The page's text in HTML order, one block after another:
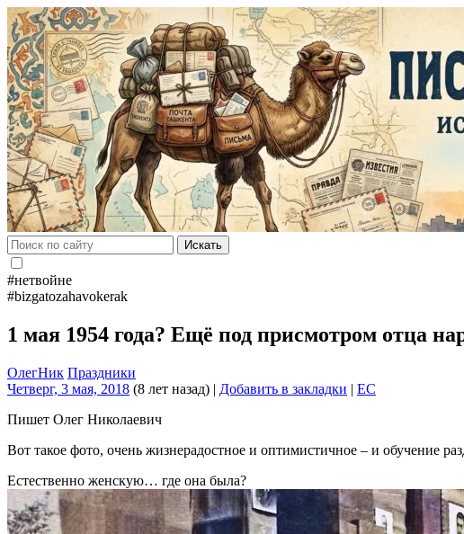
Искать
#нетвойне
#bizgatozahavokerak
1 мая 1954 года? Ещё под присмотром отца
ОлегНик Праздники
Четверг, 3 мая, 2018 (8 лет назад) | Добавить в закладки | EC
Пишет Олег Николаевич
Вот такое фото, очень жизнерадостное и оптимистичное – и обучение
Естественно женскую… где она была?